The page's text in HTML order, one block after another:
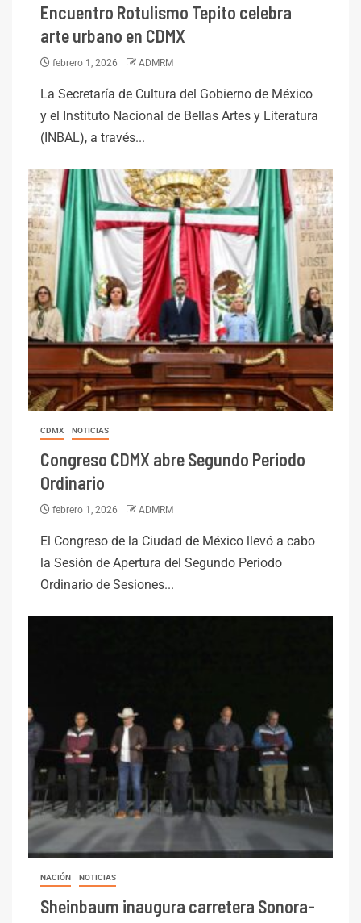
Encuentro Rotulismo Tepito celebra
arte urbano en CDMX
febrero 1, 2026 ADMRM
La Secretaría de Cultura del Gobierno de México
y el Instituto Nacional de Bellas Artes y Literatura
(INBAL), a través...
CDMX NOTICIAS
Congreso CDMX abre Segundo Periodo
Ordinario
febrero 1, 2026 ADMRM
El Congreso de la Ciudad de México llevó a cabo
la Sesión de Apertura del Segundo Periodo
Ordinario de Sesiones...
NACIÓN NOTICIAS
Sheinbaum inaugura carretera Sonora-